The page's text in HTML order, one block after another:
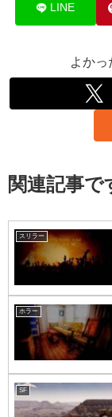
LINE
よかっ
関連記事で
スリラー
ホラー
SF